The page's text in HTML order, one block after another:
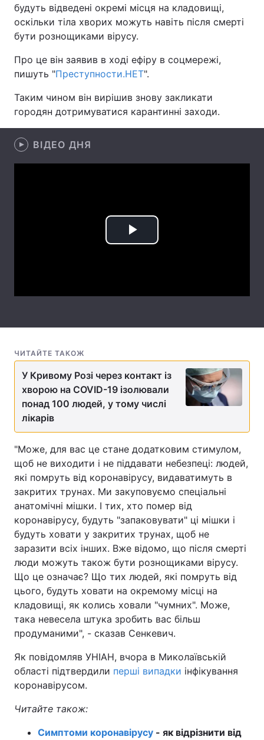
Спорт Наука
Зброя Інциденти
Здоров'я Туризм
Цікавинки Погода
Екологія
Статті
Думки
Контакти
Тема оформлення
будуть відведені окремі місця на кладовищі,
оскільки тіла хворих можуть навіть після смерті
бути рознощиками вірусу.
Про це він заявив в ході ефіру в соцмережі,
пишуть "Преступности.НЕТ".
Таким чином він вирішив знову закликати
городян дотримуватися карантинні заходи.
ВІДЕО ДНЯ
Play
ЧИТАЙТЕ ТАКОЖ
У Кривому Розі через контакт із
хворою на COVID-19 ізолювали
понад 100 людей, у тому числі
лікарів
"Може, для вас це стане додатковим стимулом,
щоб не виходити і не піддавати небезпеці: людей,
які помруть від коронавірусу, видаватимуть в
закритих трунах. Ми закуповуємо спеціальні
анатомічні мішки. І тих, хто помер від
коронавірусу, будуть "запаковувати" ці мішки і
будуть ховати у закритих трунах, щоб не
заразити всіх інших. Вже відомо, що після смерті
люди можуть також бути рознощиками вірусу.
Що це означає? Що тих людей, які помруть від
цього, будуть ховати на окремому місці на
кладовищі, як колись ховали "чумних". Може,
така невесела штука зробить вас більш
продуманими", - сказав Сенкевич.
Як повідомляв УНІАН, вчора в Миколаївській
області підтвердили перші випадки інфікування
коронавірусом.
Читайте також:
Симптоми коронавірусу - як відрізнити від